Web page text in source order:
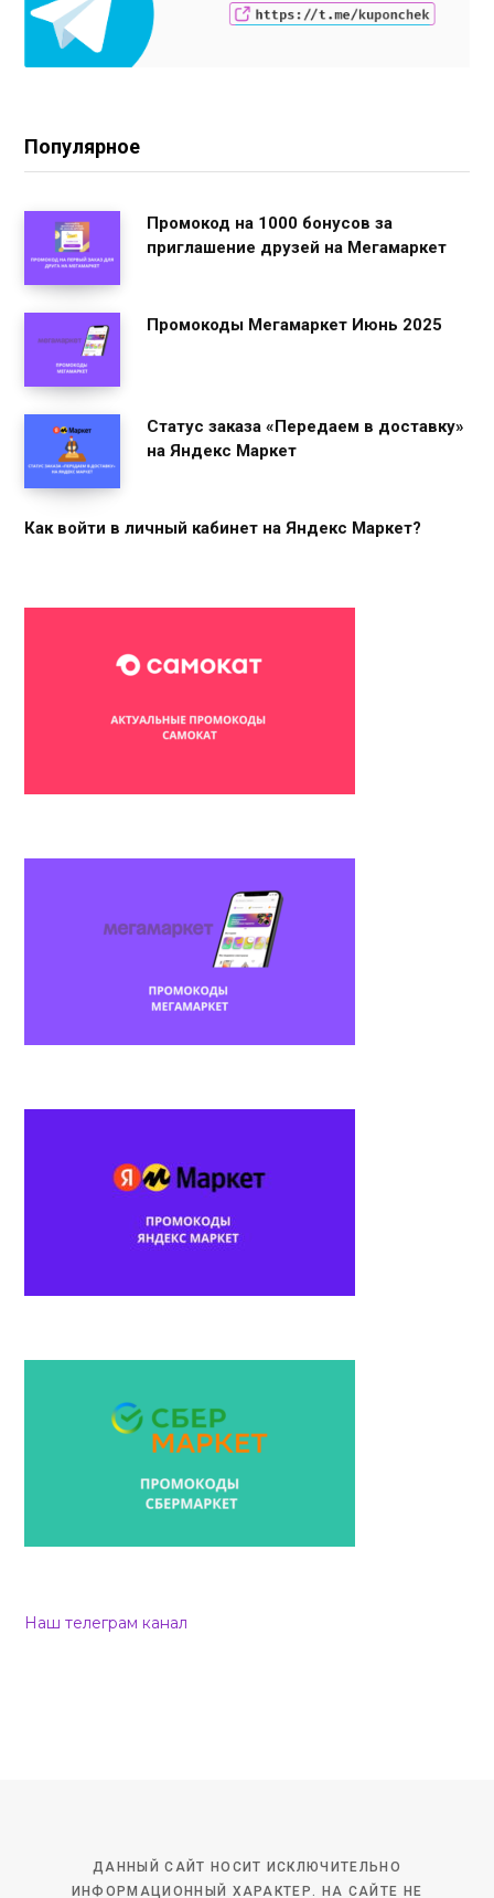
Популярное
Промокод на 1000 бонусов за
приглашение друзей на Мегамаркет
Промокоды Мегамаркет Июнь 2025
Статус заказа «Передаем в доставку»
на Яндекс Маркет
Как войти в личный кабинет на Яндекс Маркет?
Наш телеграм канал
ДАННЫЙ САЙТ НОСИТ ИСКЛЮЧИТЕЛЬНО
ИНФОРМАЦИОННЫЙ ХАРАКТЕР. НА САЙТЕ НЕ